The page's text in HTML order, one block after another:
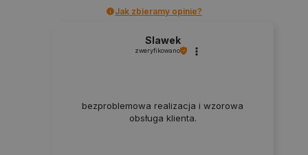
Jak zbieramy opinie?
Slawek
zweryfikowano
bezproblemowa realizacja i wzorowa
obsługa klienta.